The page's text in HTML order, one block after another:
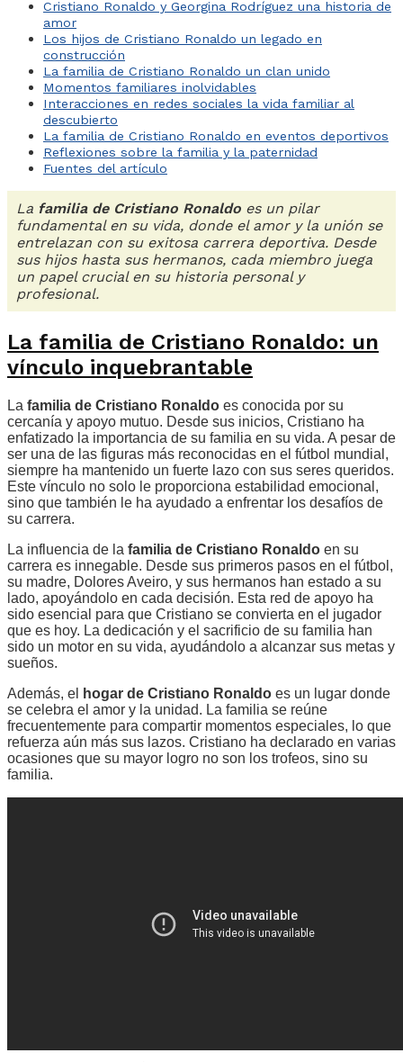
Cristiano Ronaldo y Georgina Rodríguez una historia de
amor
Los hijos de Cristiano Ronaldo un legado en
construcción
La familia de Cristiano Ronaldo un clan unido
Momentos familiares inolvidables
Interacciones en redes sociales la vida familiar al
descubierto
La familia de Cristiano Ronaldo en eventos deportivos
Reflexiones sobre la familia y la paternidad
Fuentes del artículo
La familia de Cristiano Ronaldo es un pilar
fundamental en su vida, donde el amor y la unión se
entrelazan con su exitosa carrera deportiva. Desde
sus hijos hasta sus hermanos, cada miembro juega
un papel crucial en su historia personal y
profesional.
La familia de Cristiano Ronaldo: un
vínculo inquebrantable
La familia de Cristiano Ronaldo es conocida por su
cercanía y apoyo mutuo. Desde sus inicios, Cristiano ha
enfatizado la importancia de su familia en su vida. A pesar de
ser una de las figuras más reconocidas en el fútbol mundial,
siempre ha mantenido un fuerte lazo con sus seres queridos.
Este vínculo no solo le proporciona estabilidad emocional,
sino que también le ha ayudado a enfrentar los desafíos de
su carrera.
La influencia de la familia de Cristiano Ronaldo en su
carrera es innegable. Desde sus primeros pasos en el fútbol,
su madre, Dolores Aveiro, y sus hermanos han estado a su
lado, apoyándolo en cada decisión. Esta red de apoyo ha
sido esencial para que Cristiano se convierta en el jugador
que es hoy. La dedicación y el sacrificio de su familia han
sido un motor en su vida, ayudándolo a alcanzar sus metas y
sueños.
Además, el
hogar de Cristiano Ronaldo es un lugar donde
se celebra el amor y la unidad. La familia se reúne
frecuentemente para compartir momentos especiales, lo que
refuerza aún más sus lazos. Cristiano ha declarado en varias
ocasiones que su mayor logro no son los trofeos, sino su
familia.